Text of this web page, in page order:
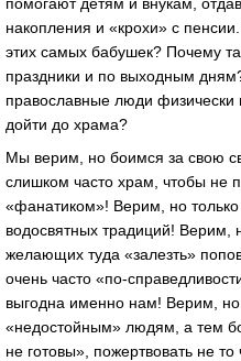
накопления и «крохи» с
этих самых бабушек? Почему
праздники и по выходным
православные люди физически
дойти до храма?
Мы верим, но боимся за свою
слишком часто храм, чтобы не
«фанатиком»! Верим, но
водосвятных традиций! Верим,
желающих туда «залезть»
очень часто «по-
выгодна именно нам! Верим,
«недостойным» людям, а тем
не готовы», пожертвовать не